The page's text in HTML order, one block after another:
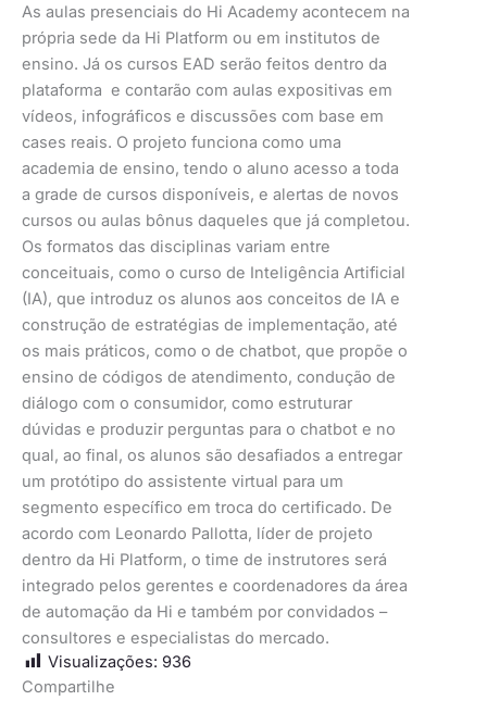
As aulas presenciais do Hi Academy acontecem na
própria sede da Hi Platform ou em institutos de
ensino. Já os cursos EAD serão feitos dentro da
plataforma e contarão com aulas expositivas em
vídeos, infográficos e discussões com base em
cases reais. O projeto funciona como uma
academia de ensino, tendo o aluno acesso a toda
a grade de cursos disponíveis, e alertas de novos
cursos ou aulas bônus daqueles que já completou.
Os formatos das disciplinas variam entre
conceituais, como o curso de Inteligência Artificial
(IA), que introduz os alunos aos conceitos de IA e
construção de estratégias de implementação, até
os mais práticos, como o de chatbot, que propõe o
ensino de códigos de atendimento, condução de
diálogo com o consumidor, como estruturar
dúvidas e produzir perguntas para o chatbot e no
qual, ao final, os alunos são desafiados a entregar
um protótipo do assistente virtual para um
segmento específico em troca do certificado. De
acordo com Leonardo Pallotta, líder de projeto
dentro da Hi Platform, o time de instrutores será
integrado pelos gerentes e coordenadores da área
de automação da Hi e também por convidados –
consultores e especialistas do mercado.
Visualizações: 936
Compartilhe